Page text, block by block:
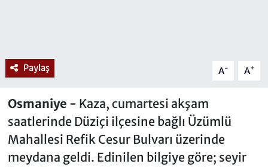
Paylaş A- A+
Osmaniye - Kaza, cumartesi akşam
saatlerinde Düziçi ilçesine bağlı Üzümlü
Mahallesi Refik Cesur Bulvarı üzerinde
meydana geldi. Edinilen bilgiye göre; seyir